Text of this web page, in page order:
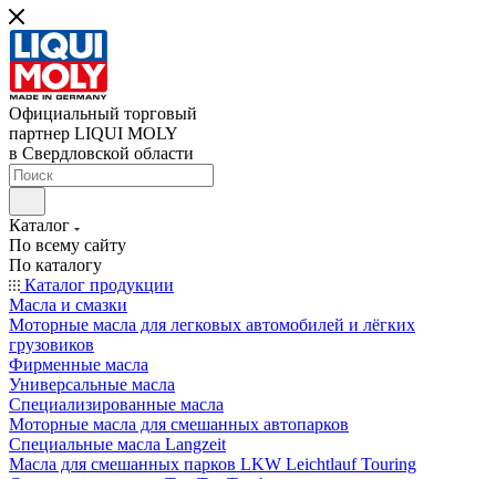
Официальный торговый
партнер LIQUI MOLY
в Свердловской области
Каталог
По всему сайту
По каталогу
Каталог продукции
Масла и смазки
Моторные масла для легковых автомобилей и лёгких
грузовиков
Фирменные масла
Универсальные масла
Специализированные масла
Моторные масла для смешанных автопарков
Специальные масла Langzeit
Масла для смешанных парков LKW Leichtlauf Touring